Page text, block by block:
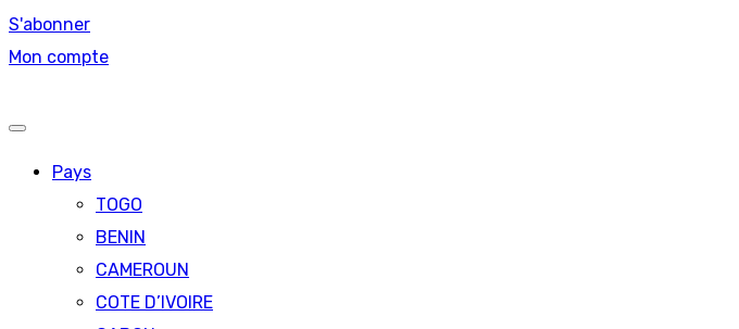
S'abonner
Mon compte
Pays
TOGO
BENIN
CAMEROUN
COTE D’IVOIRE